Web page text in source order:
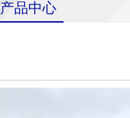
产品中心